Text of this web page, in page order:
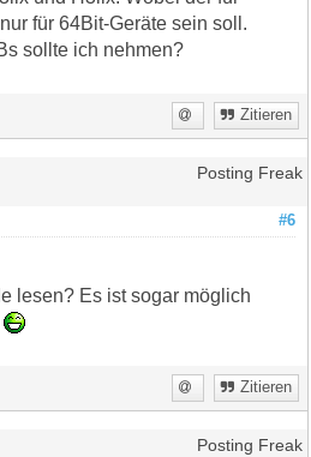
für 64Bit-Geräte sein soll.
sollte ich nehmen?
Zitieren
Posting Freak
#6
lesen? Es ist sogar möglich
Zitieren
Posting Freak